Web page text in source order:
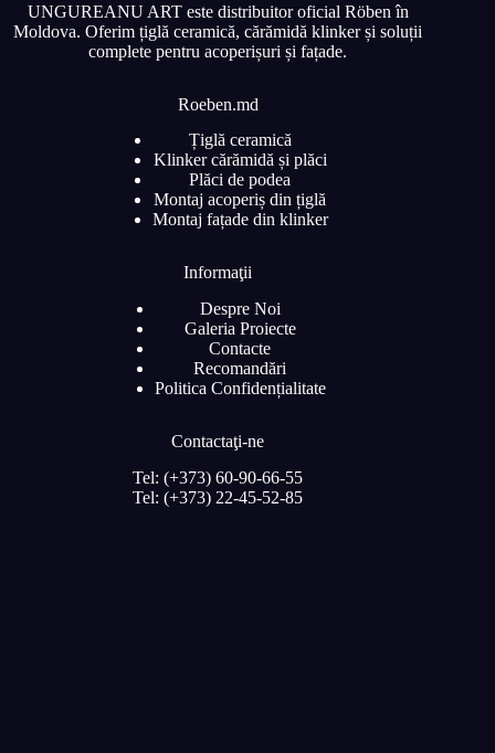
UNGUREANU ART este distribuitor oficial Röben în
Moldova. Oferim țiglă ceramică, cărămidă klinker și soluții
complete pentru acoperișuri și fațade.
Roeben.md
Țiglă ceramică
Klinker cărămidă și plăci
Plăci de podea
Montaj acoperiș din țiglă
Montaj fațade din klinker
Informaţii
Despre Noi
Galeria Proiecte
Contacte
Recomandări
Politica Confidențialitate
Contactaţi-ne
Tel: (+373) 60-90-66-55
Tel: (+373) 22-45-52-85